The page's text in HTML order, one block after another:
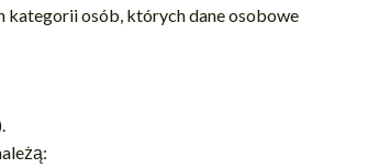
kategorii osób, których dane osobowe